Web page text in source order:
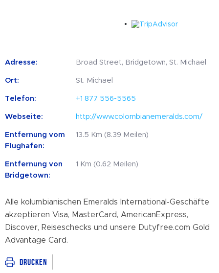
Adresse: Broad Street, Bridgetown, St. Michael
Ort: St. Michael
Telefon: +1 877 556-5565
Webseite: http://www.colombianemeralds.com/
Entfernung vom
Flughafen:
13.5 Km (8.39 Meilen)
Entfernung von
Bridgetown:
1 Km (0.62 Meilen)
Alle kolumbianischen Emeralds International-Geschäfte
akzeptieren Visa, MasterCard, AmericanExpress,
Discover, Reiseschecks und unsere Dutyfree.com Gold
Advantage Card.
Drucken